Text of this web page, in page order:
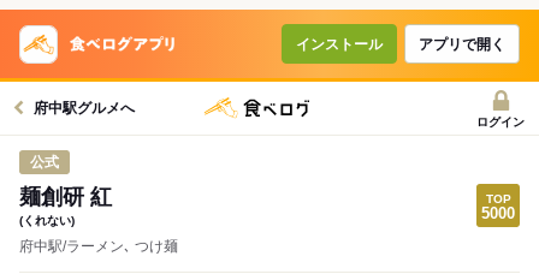
インストール アプリで開く
府中駅グルメへ
ログイン
公式
麺創研 紅
(くれない)
府中駅/ラーメン､ つけ麺